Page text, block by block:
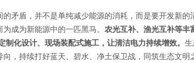
矛盾，并不是单纯减少能源的消耗，而是要开发新的
成为新能源中的一匹黑马。 农光互补、渔光互补等丰
化设计、现场装配式施工，让清洁电力持续增效。
，持续打好蓝天、碧水、净土保卫战，同筑生态文明